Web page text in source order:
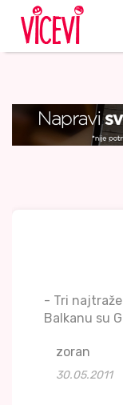
- Tri
Balkanu su
zoran
30.05.2011